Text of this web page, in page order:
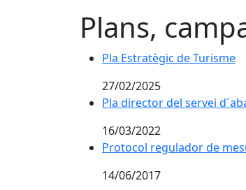
Plans,
Pla Estratègic de Turisme
27/02/2025
Pla director del servei
16/03/2022
Protocol regulador de
14/06/2017